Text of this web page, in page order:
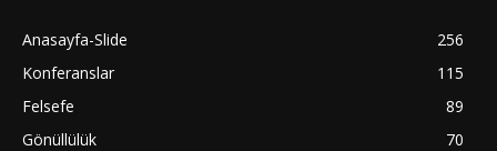
Anasayfa-Slide
256
Konferanslar
115
Felsefe
89
Gönüllülük
70